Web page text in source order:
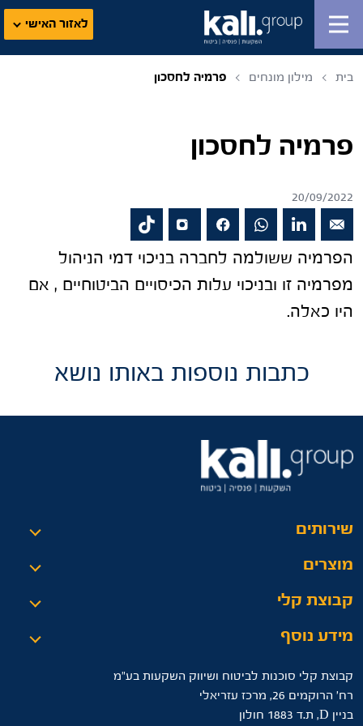
לאזור האישי
בית מילון מונחים פרמיה לחסכון
פרמיה לחסכון
20/09/2022
הפרמיה ששולמה לחברה בניכוי דמי הניהול
מפרמיה זו ובניכוי עלות הכיסויים הביטוחיים , אם
היו כאלה.
כתבות נוספות באותו נושא
שירותים
מוצרים
קבוצת קלי
מידע נוסף
קבוצת קלי סוכנות לביטוח ושיווק השקעות בע"מ
רח’ הרוקמים 26, מרכז עזריאלי
בניין D, ת.ד 1883 חולון